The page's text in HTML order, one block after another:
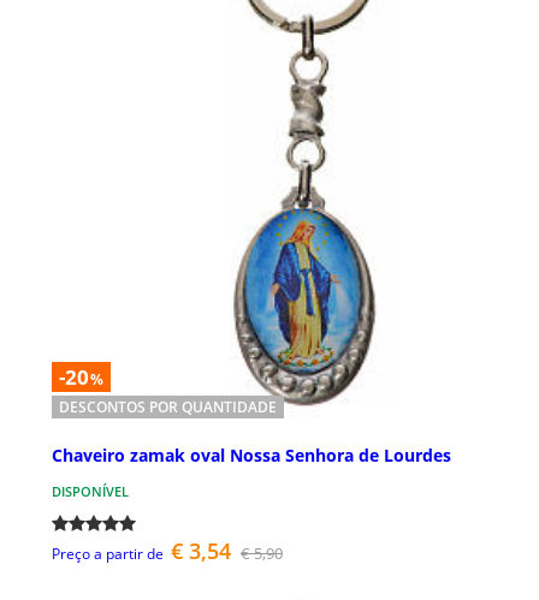
-20%
DESCONTOS POR QUANTIDADE
Chaveiro zamak oval Nossa Senhora de Lourdes
DISPONÍVEL
Preço a partir de € 3,54 € 5,90